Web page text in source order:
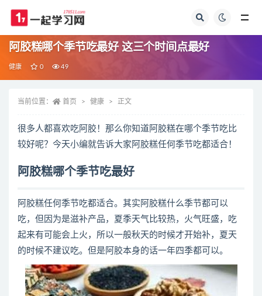
阿胶糕哪个季节吃最好 这三个时间点最好
健康 0 49
当前位置： 首页 健康 正文
很多人都喜欢吃阿胶！那么你知道阿胶糕在哪个季节吃比
较好呢？今天小编就告诉大家阿胶糕任何季节吃都适合！
阿胶糕哪个季节吃最好
阿胶糕任何季节吃都适合。其实阿胶糕什么季节都可以
吃，但因为是滋补产品，夏季天气比较热，火气旺盛，吃
起来有可能会上火，所以一般秋天的时候才开始补，夏天
的时候不建议吃。但是阿胶本身的话一年四季都可以。